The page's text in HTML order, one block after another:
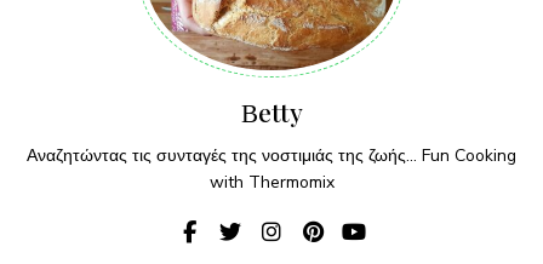
Βetty
Αναζητώντας τις συνταγές της νοστιμιάς της ζωής... Fun Cooking
with Thermomix